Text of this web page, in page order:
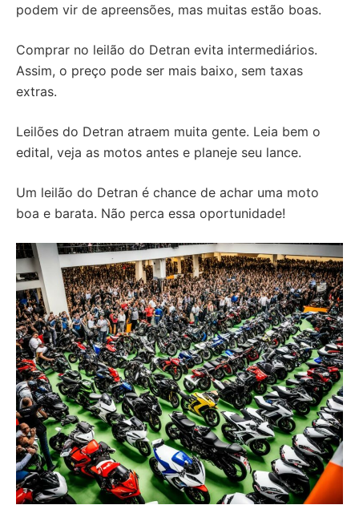
podem vir de apreensões, mas muitas estão boas.
Comprar no leilão do Detran evita intermediários.
Assim, o preço pode ser mais baixo, sem taxas
extras.
Leilões do Detran atraem muita gente. Leia bem o
edital, veja as motos antes e planeje seu lance.
Um leilão do Detran é chance de achar uma moto
boa e barata. Não perca essa oportunidade!